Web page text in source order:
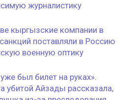
журналистику
кыргызские компании в
поставляли в Россию
военную оптику
был билет на руках».
убитой Айзады рассказала,